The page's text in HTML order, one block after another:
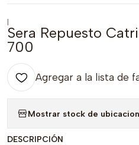
Sera Repuesto
700
Agregar a la lista de
Mostrar stock de
DESCRIPCIÓN